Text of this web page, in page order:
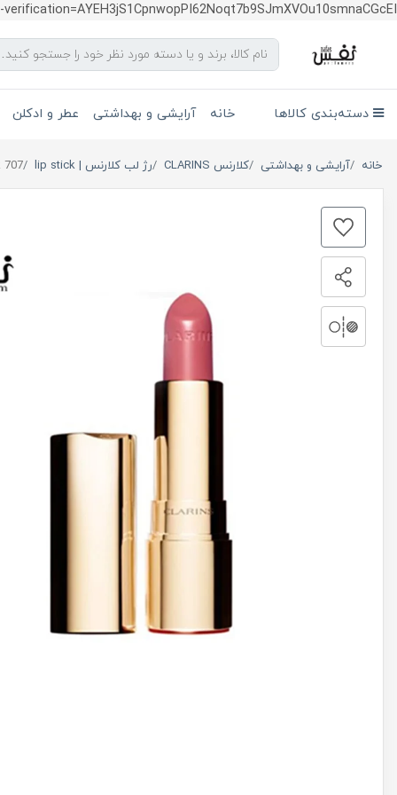
دسته‌بندی کالاها خانه آرایشی و بهداشتی عطر و ادکلن
خانه آرایشی و بهداشتی کلارنس CLARINS رژ لب کلارنس | lip stick 707